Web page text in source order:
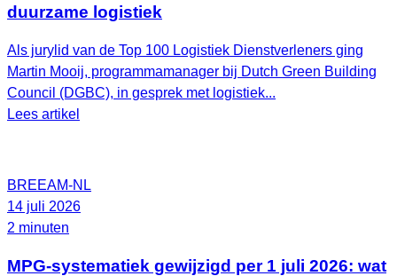
duurzame logistiek
Als jurylid van de Top 100 Logistiek Dienstverleners ging
Martin Mooij, programmamanager bij Dutch Green Building
Council (DGBC), in gesprek met logistiek...
Lees artikel
BREEAM-NL
14 juli 2026
2 minuten
MPG-systematiek gewijzigd per 1 juli 2026: wat